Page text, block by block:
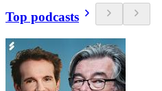
Top podcasts